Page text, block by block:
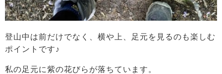
登山中は前だけでなく、横や上、足元を見るのも楽しむ
ポイントです♪
私の足元に紫の花びらが落ちています。